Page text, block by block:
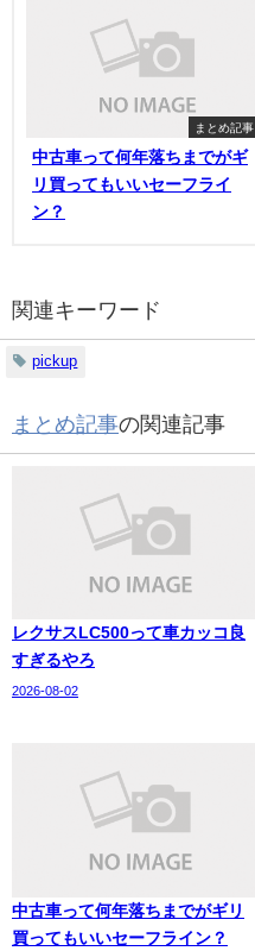
まとめ記事
中古車って何年落ちまでがギ
リ買ってもいいセーフライ
ン？
関連キーワード
pickup
まとめ記事の関連記事
レクサスLC500って車カッコ良
すぎるやろ
2026-08-02
中古車って何年落ちまでがギリ
買ってもいいセーフライン？